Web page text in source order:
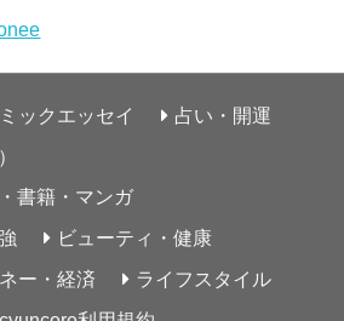
ックエッセイ
占い・開運
書籍・マンガ
ビューティ・健康
ー・経済
ライフスタイル